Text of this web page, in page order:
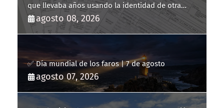
que llevaba años usando la identidad de otra
persona
agosto 08, 2026
✅ Día mundial de los faros | 7 de agosto
agosto 07, 2026